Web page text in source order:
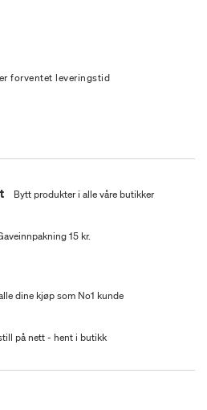
forventet leveringstid
Bytt produkter i alle våre butikker
15 kr.
dine kjøp som No1 kunde
på nett - hent i butikk